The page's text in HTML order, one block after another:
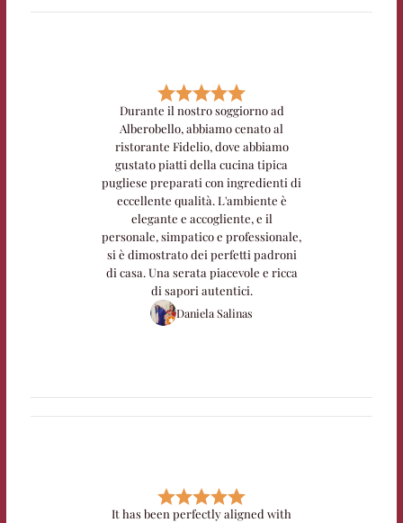
Durante il nostro soggiorno ad
Alberobello, abbiamo cenato al
ristorante Fidelio, dove abbiamo
gustato piatti della cucina tipica
pugliese preparati con ingredienti di
eccellente qualità. L'ambiente è
elegante e accogliente, e il
personale, simpatico e professionale,
si è dimostrato dei perfetti padroni
di casa. Una serata piacevole e ricca
di sapori autentici.
Daniela Salinas
It has been perfectly aligned with